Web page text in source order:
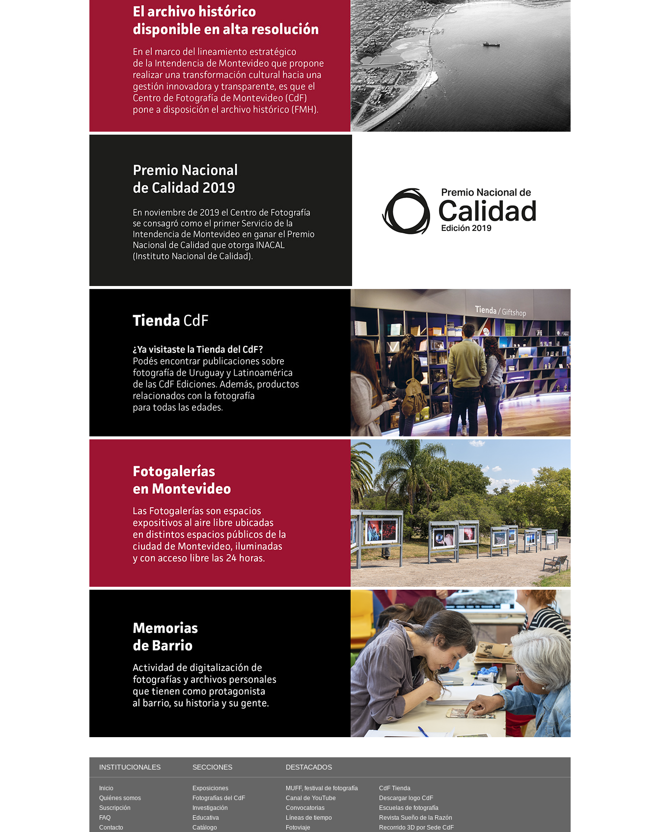
INSTITUCIONALES SECCIONES DESTACADOS
Inicio
Quiénes somos
Suscripción
FAQ
Contacto
Exposiciones
Fotografías del CdF
Investigación
Educativa
Catálogo
MUFF, festival de fotografía
Canal de YouTube
Convocatorias
Líneas de tiempo
Fotoviaje
CdF Tienda
Descargar logo CdF
Escuelas de fotografía
Revista Sueño de la Razón
Recorrido 3D por Sede CdF